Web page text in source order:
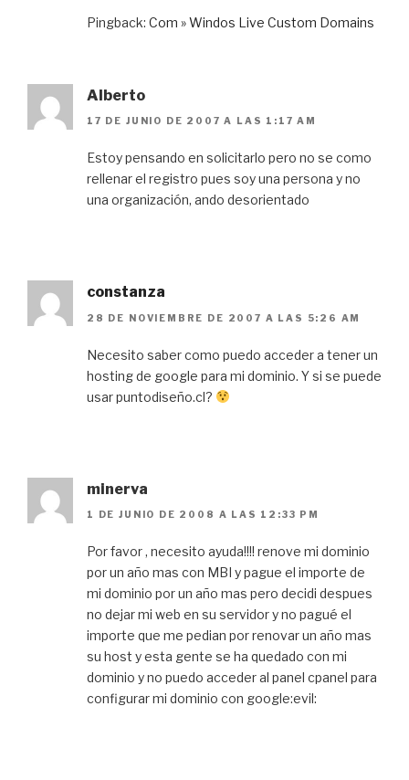
Pingback: Com » Windos Live Custom Domains
Alberto
17 DE JUNIO DE 2007 A LAS 1:17 AM
Estoy pensando en solicitarlo pero no se como
rellenar el registro pues soy una persona y no
una organización, ando desorientado
constanza
28 DE NOVIEMBRE DE 2007 A LAS 5:26 AM
Necesito saber como puedo acceder a tener un
hosting de google para mi dominio. Y si se puede
usar puntodiseño.cl?
minerva
1 DE JUNIO DE 2008 A LAS 12:33 PM
Por favor , necesito ayuda!!!! renove mi dominio
por un año mas con MBI y pague el importe de
mi dominio por un año mas pero decidi despues
no dejar mi web en su servidor y no pagué el
importe que me pedian por renovar un año mas
su host y esta gente se ha quedado con mi
dominio y no puedo acceder al panel cpanel para
configurar mi dominio con google:evil: